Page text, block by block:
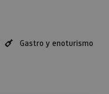
Gastro y enoturismo